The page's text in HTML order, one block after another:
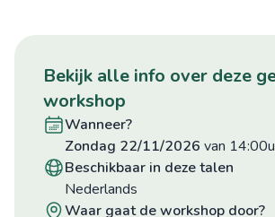
bekijk alle info over deze geplande
workshop
wanneer?
zondag 22/11/2026 van 14:00u
beschikbaar in deze talen
Nederlands
waar gaat de workshop door?